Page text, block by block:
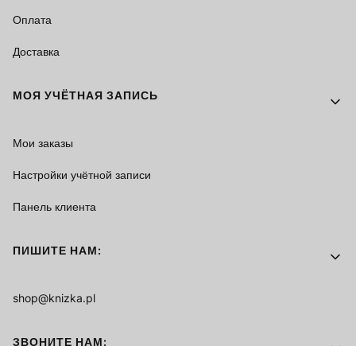
Оплата
Доставка
МОЯ УЧЁТНАЯ ЗАПИСЬ
Мои заказы
Настройки учётной записи
Панель клиента
ПИШИТЕ НАМ:
shop@knizka.pl
ЗВОНИТЕ НАМ: